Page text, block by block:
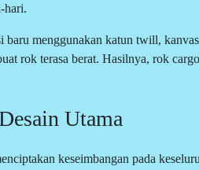
hari.
menggunakan katun twill,
rok terasa berat. Hasilnya, rok
Utama
keseimbangan pada